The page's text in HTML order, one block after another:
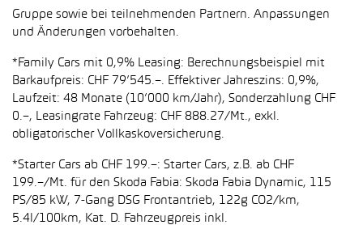
Gruppe sowie bei teilnehmenden Partnern. Anpassungen
und Änderungen vorbehalten.
*Family Cars mit 0,9% Leasing: Berechnungsbeispiel mit
Barkaufpreis: CHF 79’545.–. Effektiver Jahreszins: 0,9%,
Laufzeit: 48 Monate (10’000 km/Jahr), Sonderzahlung CHF
0.–, Leasingrate Fahrzeug: CHF 888.27/Mt., exkl.
obligatorischer Vollkaskoversicherung.
*Starter Cars ab CHF 199.–: Starter Cars, z.B. ab CHF
199.–/Mt. für den Skoda Fabia: Skoda Fabia Dynamic, 115
PS/85 kW, 7-Gang DSG Frontantrieb, 122g CO2/km,
5.4l/100km, Kat. D. Fahrzeugpreis inkl.